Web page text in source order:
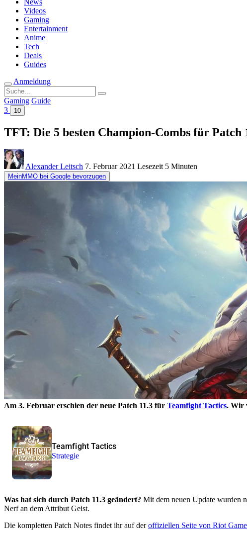
News
Videos
Gaming
Entertainment
Anime
Tech
Deals
Guides
Anmeldung
Suche
nach:
Gaming Guide
3
10
TFT: Die 5 besten Champion-Combs für Patch
Alexander Leitsch 7. Februar 2021 Lesezeit 5 Minuten
MeinMMO bei Google bevorzugen
Am 3. Februar erschien der neue Patch 11.3 für Teamfight Tactics. Wir
Teamfight Tactics
Strategie
Was hat sich durch Patch 11.3 geändert? Mit dem neuen Update wurden
Nerf an dem Attribut Geist.
Die kompletten Patch Notes findet ihr auf deroffiziellen Seite von Riot